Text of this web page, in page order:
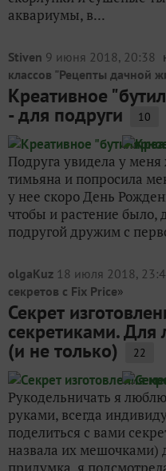
аквариумы, в...
Stiven 9 июня 2018, 20:38
классов "Рецепты дачной
Креативное
- для подруги 10
Подруга увидела у
тимьяна и попросила
у нее скоро День
чтобы и растение было,
подругой дружим с
olgaKuz 18 июля 2018,
секретов с Fix Price»
Секрет
секретиками. Для
(и не только) 22
Рукодельничать я
руками, всегда
поделиться с вами
назвала их мешочками)